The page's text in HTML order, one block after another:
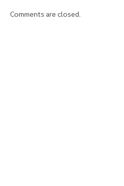
Comments are closed.